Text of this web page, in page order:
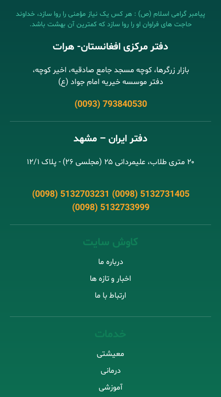
پیامبر گرامی اسلام (ص) : هر کس یک نیاز مؤمنی را روا سازد، خداوند
حاجت های فراوان او را روا سازد که کمترین آن بهشت باشد.
دفتر مرکزی افغانستان- هرات
بازار زرگرها، کوچه مسجد جامع صادقیه، اخیر کوچه،
دفتر موسسه خیریه امام جواد (ع)
(0093) 793840530
دفتر ایران – مشهد
۲۰ متری طلاب، علیمردانی ۲۵ (مجلسی ۲۶) - پلاک ۱۲/۱
(0098) 5132703231 (0098) 5132731405
(0098) 5132733999
کاوش سایت
درباره ما
اخبار و تازه ها
ارتباط با ما
خدمات
معیشتی
درمانی
آموزشی